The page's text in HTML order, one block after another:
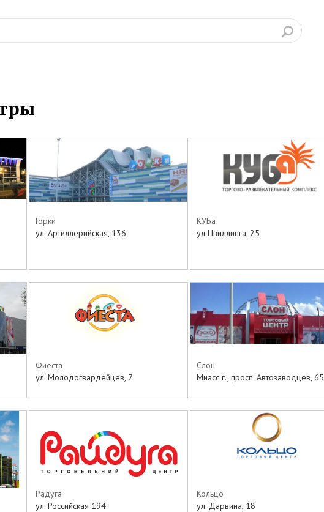
Горки
ул. Артиллерийская, 136
КУБа
ул Цвиллинга, 25
Фиеста
ул. Молодогвардейцев, 7
Слон
Миасс г., просп. Автозаводцев, 65
Радуга
ул. Российская 194
Кольцо
ул. Дарвина, 18